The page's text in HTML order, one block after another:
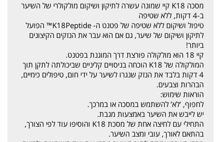
מסכה K18 קיי שמונה עשרה לתיקון ושיקום מולקולרי של השיער
ב-4 דקות, ללא שטיפה
טיפול ושיקום ללא שטיפה של פטנט ה- K18Peptide™ הפועל
לתיקון ושיקום של שיער, גם אם הוא עבר את הנזקים הקיצונים
ביותר!
קיי 18 הוא מולקולה פורצת דרך המוגנת בפטנט.
המולקולה של K18 הוכחה בניסויים קליניים שביכולתה לתקן תוך
4 דקות בלבד את הנזק שנגרו לשיער על ידי חום, טיפולים כימיים,
הבהרות וצבעים.
הוראות שימוש:
לחפוף, ‘לא’ להשתמש במסכה או במרכך.
יש לייבש את השיער באמצעות מגבת.
התחילי עם לחיצה אחת של מסכת K18 והוסיפו עוד לפי הצורך,
בהתאם לאורך, עובי ומצב השיער.